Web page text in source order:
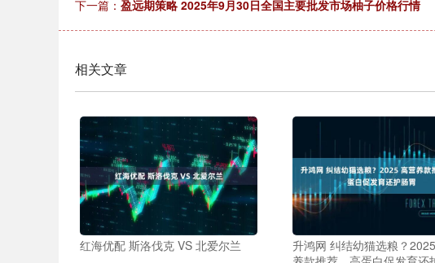
下一篇： 盈远期策略 2025年9月30日全国主要批发市场柚子价格行情
相关文章
红海优配 斯洛伐克 VS 北爱尔兰
升鸿网 纠结幼猫选粮？